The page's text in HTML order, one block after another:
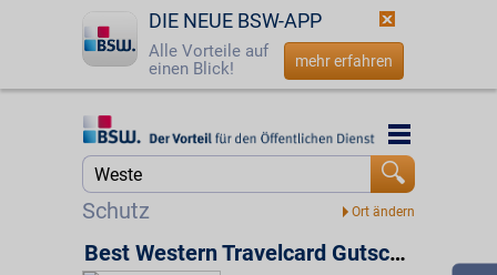
DIE NEUE BSW-APP
Alle Vorteile auf
einen Blick!
mehr erfahren
Startseite
Schutz
Startseite
Best Western Travelcard Gutschein